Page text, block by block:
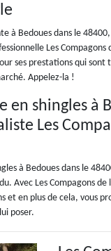
à Bedoues dans le
Les
ses prestations qui
Appelez-la !
en shingles à
Les
à Bedoues dans le
Avec Les Compagons
et en plus de cela, vous
poser.